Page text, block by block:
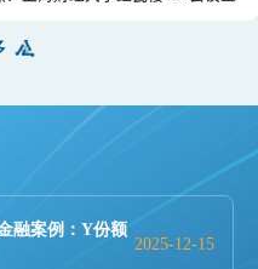
2025-12-15
融案例：Y份额